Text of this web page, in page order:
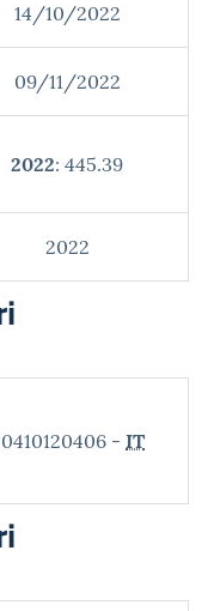
14/10/2022
09/11/2022
2022: 445.39
2022
- IT